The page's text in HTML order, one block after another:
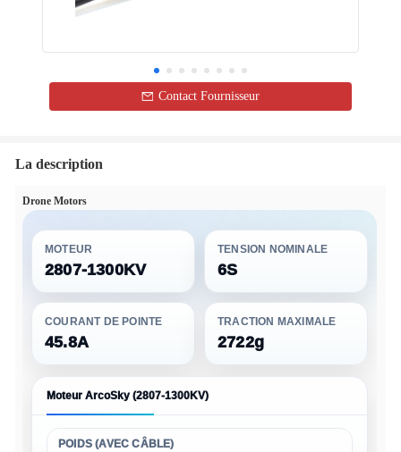
Contact Fournisseur
La description
Drone Motors
MOTEUR
2807-1300KV
TENSION NOMINALE
6S
COURANT DE POINTE
45.8A
TRACTION MAXIMALE
2722g
Moteur ArcoSky (2807-1300KV)
POIDS (AVEC CÂBLE)